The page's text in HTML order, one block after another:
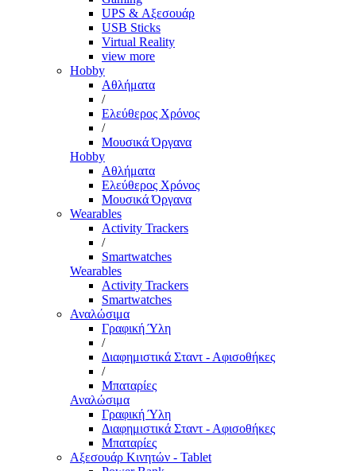
UPS & Αξεσουάρ
USB Sticks
Virtual Reality
view more
Hobby
Αθλήματα
/
Ελεύθερος Χρόνος
/
Μουσικά Όργανα
Hobby
Αθλήματα
Ελεύθερος Χρόνος
Μουσικά Όργανα
Wearables
Activity Trackers
/
Smartwatches
Wearables
Activity Trackers
Smartwatches
Αναλώσιμα
Γραφική Ύλη
/
Διαφημιστικά Σταντ - Αφισοθήκες
/
Μπαταρίες
Αναλώσιμα
Γραφική Ύλη
Διαφημιστικά Σταντ - Αφισοθήκες
Μπαταρίες
Αξεσουάρ Κινητών - Tablet